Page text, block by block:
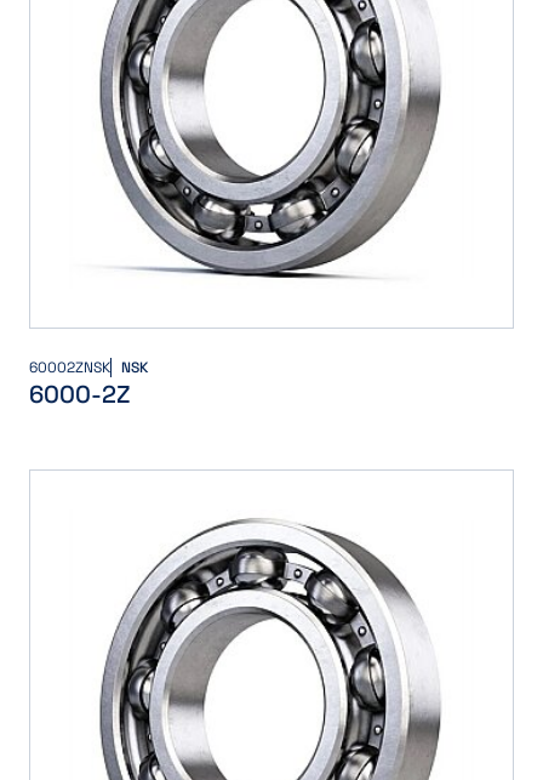
60002ZNSK NSK
6000-2Z